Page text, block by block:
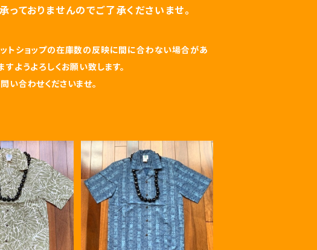
ておりませんのでご了承くださいませ。
トショップの在庫数の反映に間に合わない場合があ
ようよろしくお願い致します。
い合わせくださいませ。